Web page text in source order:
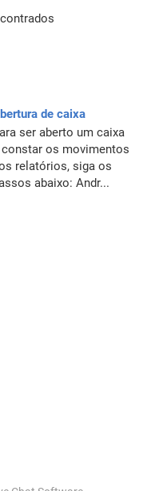
de caixa
ser aberto um caixa
os movimentos
relatórios, siga os
abaixo: Andr...